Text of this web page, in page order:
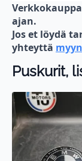
ajan.
Jos et löydä
yhteyttä
Puskurit,